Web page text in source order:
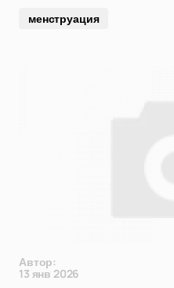
менструация
Автор:
13 янв 2026